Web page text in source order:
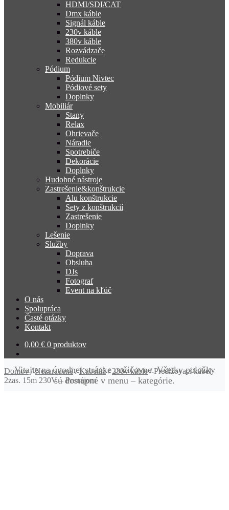
HDMI/SDI/CAT
Dmx káble
Signál káble
230v káble
380v káble
Rozvádzače
Redukcie
Pódium
Pódium Nivtec
Pódiové sety
Doplnky
Mobiliár
Stany
Relax
Ohrievače
Náradie
Spotrebiče
Dekorácie
Doplnky
Hudobné nástroje
Zastrešenie&konštrukcie
Alu konštrukcie
Sety z konštrukcií
Zastrešenie
Doplnky
Lešenie
Služby
Doprava
Obsluha
DJs
Fotograf
Event na kľúč
O nás
Spolupráca
Časté otázky
Kontakt
0,00 € 0 produktov
Domov/Nezaradené/Kabeláž/230v káble/Predlžovací kábel
2zas. 15m 230V – Prenájom
Vitajte na úvodnej stránke požičovne. Všetky položky
sú dostupné v menu – kategórie.